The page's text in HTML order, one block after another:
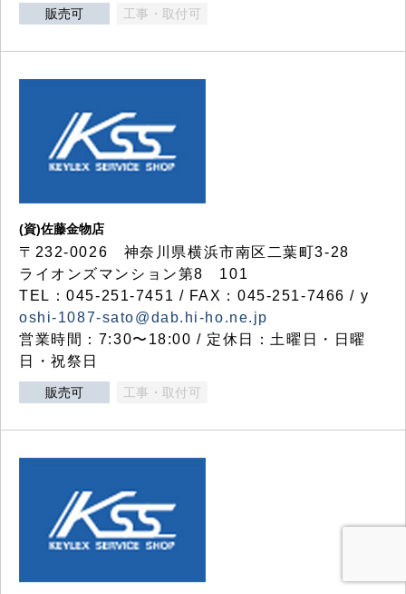
販売可 工事・取付可
(資)佐藤金物店
〒232-0026 神奈川県横浜市南区二葉町3-28
ライオンズマンション第8 101
TEL：045-251-7451 / FAX：045-251-7466 / y
oshi-1087-sato@dab.hi-ho.ne.jp
営業時間：7:30〜18:00 / 定休日：土曜日・日曜
日・祝祭日
販売可 工事・取付可